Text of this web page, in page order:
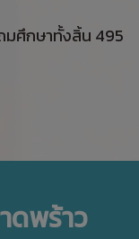
มศึกษาทั้งสิ้น 495
ดพร้าว